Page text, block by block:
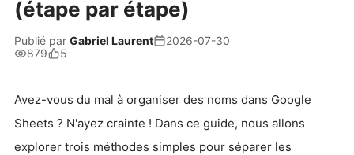
(étape par étape)
Publié par Gabriel Laurent
2026-07-30
879
5
Avez-vous du mal à organiser des noms dans Google
Sheets ? N'ayez crainte ! Dans ce guide, nous allons
explorer trois méthodes simples pour séparer les